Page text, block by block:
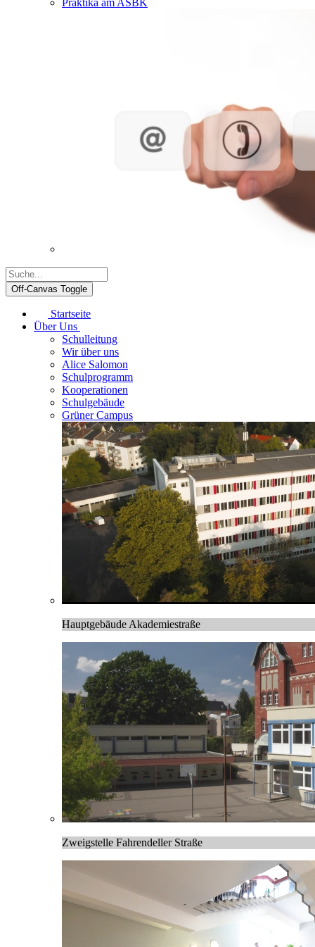
Praktika am ASBK
Off-Canvas Toggle
Startseite
Über Uns
Schulleitung
Wir über uns
Alice Salomon
Schulprogramm
Kooperationen
Schulgebäude
Grüner Campus
Hauptgebäude Akademiestraße
Zweigstelle Fahrendeller Straße